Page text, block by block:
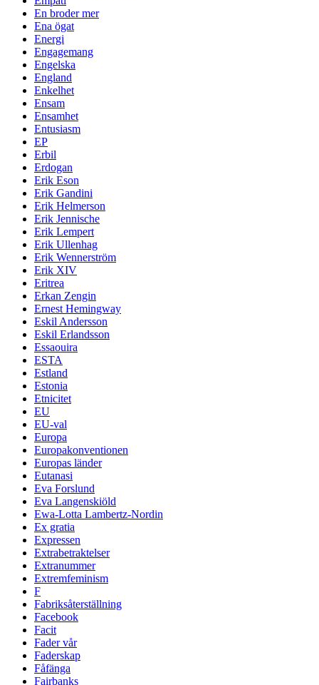
En broder mer
Ena ögat
Energi
Engagemang
Engelska
England
Enkelhet
Ensam
Ensamhet
Entusiasm
EP
Erbil
Erdogan
Erik Eson
Erik Gandini
Erik Helmerson
Erik Jennische
Erik Lempert
Erik Ullenhag
Erik Wennerström
Erik XIV
Eritrea
Erkan Zengin
Ernest Hemingway
Eskil Andersson
Eskil Erlandsson
Essaouira
ESTA
Estland
Estonia
Etnicitet
EU
EU-val
Europa
Europakonventionen
Europas länder
Eutanasi
Eva Forslund
Eva Langenskiöld
Ewa-Lotta Lambertz-Nordin
Ex gratia
Expressen
Extrabetraktelser
Extranummer
Extremfeminism
F
Fabriksåterställning
Facebook
Facit
Fader vår
Faderskap
Fåfänga
Fairbanks